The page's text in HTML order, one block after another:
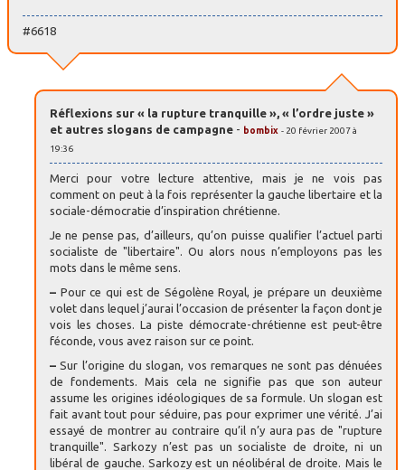
#6618
Réflexions sur « la rupture tranquille », « l’ordre juste »
et autres slogans de campagne - bombix - 20 février 2007 à
19:36
Merci pour votre lecture attentive, mais je ne vois pas
comment on peut à la fois représenter la gauche libertaire et la
sociale-démocratie d’inspiration chrétienne.
Je ne pense pas, d’ailleurs, qu’on puisse qualifier l’actuel parti
socialiste de "libertaire". Ou alors nous n’employons pas les
mots dans le même sens.
– Pour ce qui est de Ségolène Royal, je prépare un deuxième
volet dans lequel j’aurai l’occasion de présenter la façon dont je
vois les choses. La piste démocrate-chrétienne est peut-être
féconde, vous avez raison sur ce point.
– Sur l’origine du slogan, vos remarques ne sont pas dénuées
de fondements. Mais cela ne signifie pas que son auteur
assume les origines idéologiques de sa formule. Un slogan est
fait avant tout pour séduire, pas pour exprimer une vérité. J’ai
essayé de montrer au contraire qu’il n’y aura pas de "rupture
tranquille". Sarkozy n’est pas un socialiste de droite, ni un
libéral de gauche. Sarkozy est un néolibéral de droite. Mais le